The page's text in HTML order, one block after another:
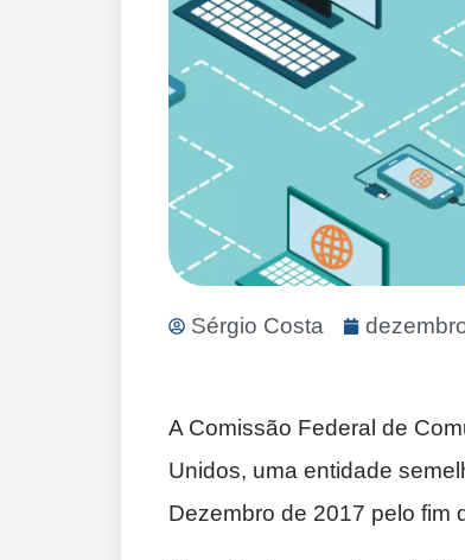
Sérgio Costa
A Comissão Federal de
Unidos, uma entidade
Dezembro de 2017 pelo fim